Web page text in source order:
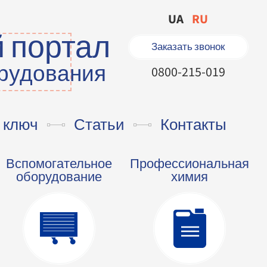
UA RU
Заказать звонок
0800-215-019
Статьи Контакты
Вспомогательное
оборудование
Профессиональная
химия